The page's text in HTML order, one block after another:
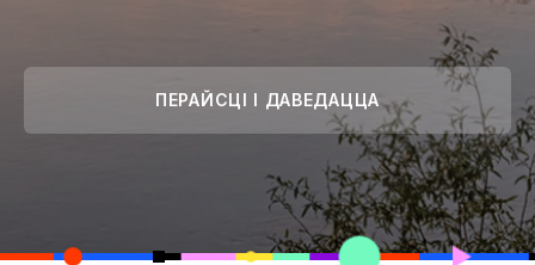
ПЕРАЙСЦІ І ДАВЕДАЦЦА